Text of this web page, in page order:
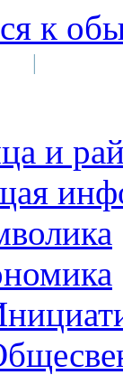
к
|
и